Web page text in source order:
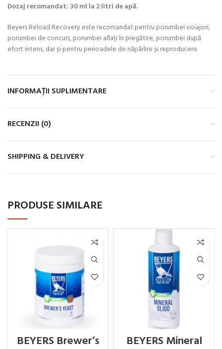
Dozaj recomandat: 30 ml la 2 litri de apă.
Beyers Reload Recovery este recomandat pentru porumbei voiajori,
porumbei de concurs, porumbei aflați în pregătire, porumbei după
efort intens, dar și pentru perioadele de năpârlire și reproducere.
INFORMAȚII SUPLIMENTARE
RECENZII (0)
SHIPPING & DELIVERY
PRODUSE SIMILARE
BEYERS Brewer’s
BEYERS Mineral